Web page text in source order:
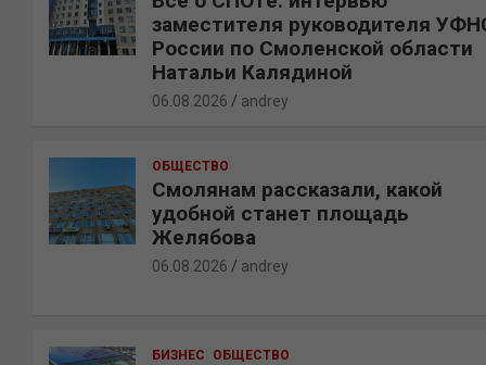
заместителя руководителя
России по Смоленской области
Натальи Калядиной
06.08.2026 andrey
ОБЩЕСТВО
Смолянам рассказали, какой
удобной станет площадь
Желябова
06.08.2026 andrey
БИЗНЕС ОБЩЕСТВО